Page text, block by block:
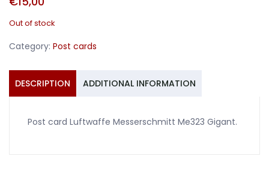
Out of stock
Category: Post cards
DESCRIPTION ADDITIONAL INFORMATION
Post card Luftwaffe Messerschmitt Me323 Gigant.